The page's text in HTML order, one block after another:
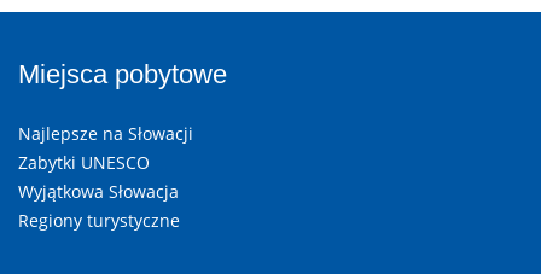
Miejsca pobytowe
Najlepsze na Słowacji
Zabytki UNESCO
Wyjątkowa Słowacja
Regiony turystyczne